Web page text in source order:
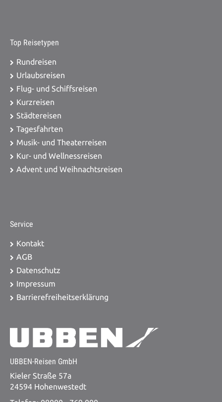
Top Reisetypen
Rundreisen
Urlaubsreisen
Flug- und Schiffsreisen
Kurzreisen
Städtereisen
Tagesfahrten
Musik- und Theaterreisen
Kur- und Wellnessreisen
Advent und Weihnachtsreisen
Service
Kontakt
AGB
Datenschutz
Impressum
Barrierefreiheitserklärung
UBBEN-Reisen GmbH
Kieler Straße 57a
24594 Hohenwestedt